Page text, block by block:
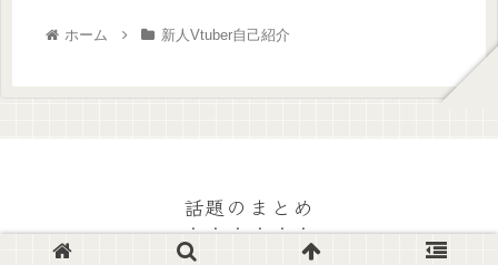
ホーム 新人Vtuber自己紹介
話題のまとめ
© 2022 話題のまとめ.